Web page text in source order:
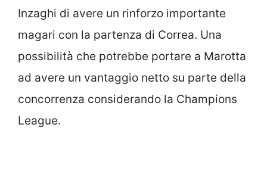
Inzaghi di avere un rinforzo importante
magari con la partenza di Correa. Una
possibilità che potrebbe portare a Marotta
ad avere un vantaggio netto su parte della
concorrenza considerando la Champions
League.